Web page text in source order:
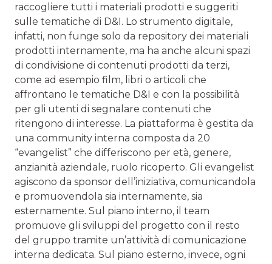
raccogliere tutti i materiali prodotti e suggeriti
sulle tematiche di D&I. Lo strumento digitale,
infatti, non funge solo da repository dei materiali
prodotti internamente, ma ha anche alcuni spazi
di condivisione di contenuti prodotti da terzi,
come ad esempio film, libri o articoli che
affrontano le tematiche D&I e con la possibilità
per gli utenti di segnalare contenuti che
ritengono di interesse. La piattaforma è gestita da
una community interna composta da 20
“evangelist” che differiscono per età, genere,
anzianità aziendale, ruolo ricoperto. Gli evangelist
agiscono da sponsor dell’iniziativa, comunicandola
e promuovendola sia internamente, sia
esternamente. Sul piano interno, il team
promuove gli sviluppi del progetto con il resto
del gruppo tramite un’attività di comunicazione
interna dedicata. Sul piano esterno, invece, ogni